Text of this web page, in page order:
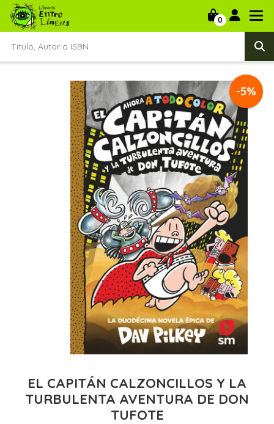
0
-5%
EL CAPITÁN CALZONCILLOS Y LA
TURBULENTA AVENTURA DE DON
TUFOTE